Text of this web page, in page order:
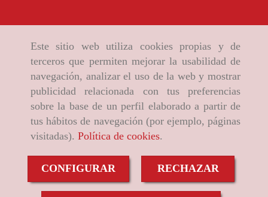
Este sitio web utiliza cookies propias y de
terceros que permiten mejorar la usabilidad de
navegación, analizar el uso de la web y mostrar
publicidad relacionada con tus preferencias
sobre la base de un perfil elaborado a partir de
tus hábitos de navegación (por ejemplo, páginas
visitadas). Política de cookies.
CONFIGURAR RECHAZAR